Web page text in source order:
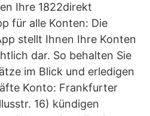
Ihre 1822direkt
für alle Konten: Die
stellt Ihnen Ihre Konten
dar. So behalten Sie
im Blick und erledigen
Konto: Frankfurter
16) kündigen